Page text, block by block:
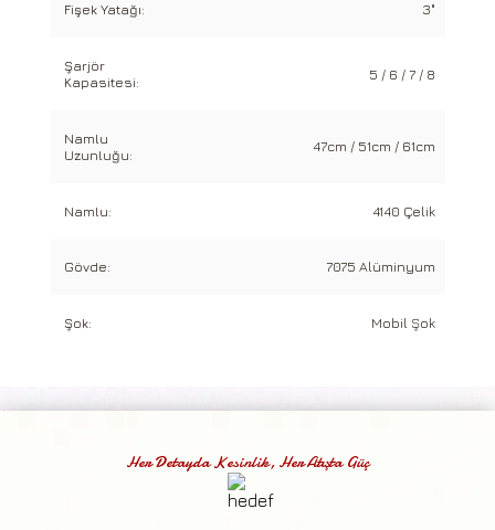
Fişek Yatağı: 3"
Şarjör
Kapasitesi:
5 / 6 / 7 / 8
Namlu
Uzunluğu:
47cm / 51cm / 61cm
Namlu: 4140 Çelik
Gövde: 7075 Alüminyum
Şok: Mobil Şok
Her Detayda Kesinlik, Her Atışta Güç